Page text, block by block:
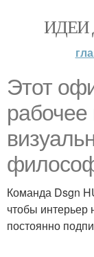
ИДЕИ
Этот
рабочее
Команда Dsgn
чтобы интерьер
постоянно